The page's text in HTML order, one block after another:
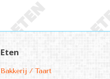
Eten
Bakkerij / Taart